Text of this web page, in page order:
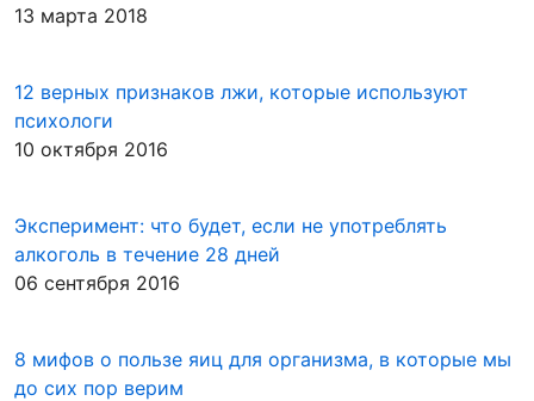
13 марта 2018
12 верных признаков лжи, которые используют
психологи
10 октября 2016
Эксперимент: что будет, если не употреблять
алкоголь в течение 28 дней
06 сентября 2016
8 мифов о пользе яиц для организма, в которые мы
до сих пор верим